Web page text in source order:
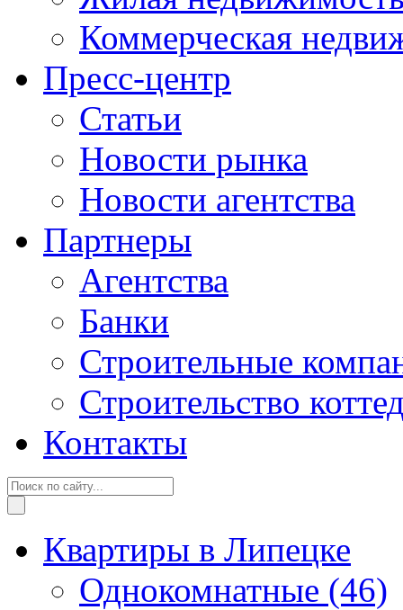
Коммерческая
Пресс-центр
Статьи
Новости рынка
Новости агентства
Партнеры
Агентства
Банки
Строительные
Строительство
Контакты
Квартиры в Липецке
Однокомнатные (46)